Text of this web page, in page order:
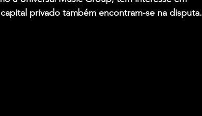
privado também encontram-se na disputa.